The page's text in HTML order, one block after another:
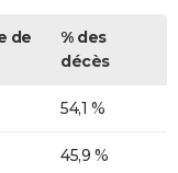
de
% des
décès
54,1 %
45,9 %